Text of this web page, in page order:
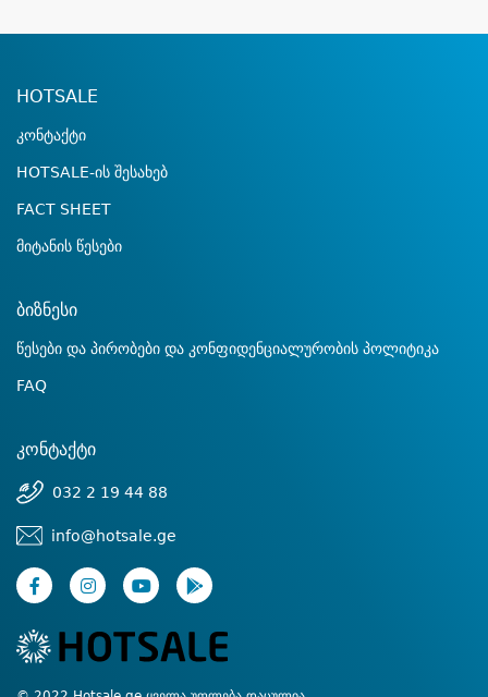
HOTSALE
კონტაქტი
HOTSALE-ის შესახებ
FACT SHEET
მიტანის წესები
ბიზნესი
წესები და პირობები და კონფიდენციალურობის პოლიტიკა
FAQ
კონტაქტი
032 2 19 44 88
info@hotsale.ge